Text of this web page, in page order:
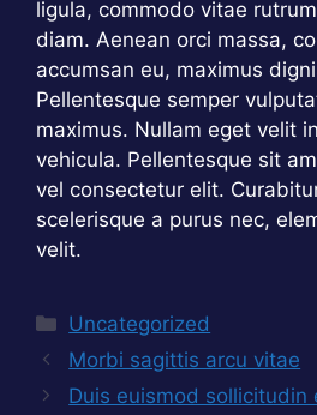
ligula, commodo vitae
diam. Aenean orci massa,
accumsan eu, maximus
Pellentesque semper
maximus. Nullam eget velit
vehicula. Pellentesque sit
vel consectetur elit.
scelerisque a purus nec,
velit.
Catégories
Uncategorized
Morbi sagittis arcu vitae
Duis euismod sollicitudin